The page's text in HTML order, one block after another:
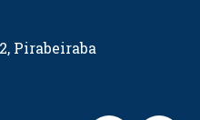
Pirabeiraba